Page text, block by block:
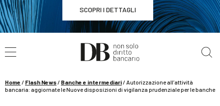
SCOPRI I DETTAGLI
WEBINAR / 1° Ottobre
La riforma del sistema sanzionatorio del TUF
Home / Flash News/ Banche e intermediari/Autorizzazione all’attività
bancaria: aggiornate le Nuove disposizioni di vigilanza prudenziale per le banche